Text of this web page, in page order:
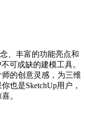
、丰富的功能亮点和
或缺的建模工具。
创意灵感，为三维
是SketchUp用户，
。